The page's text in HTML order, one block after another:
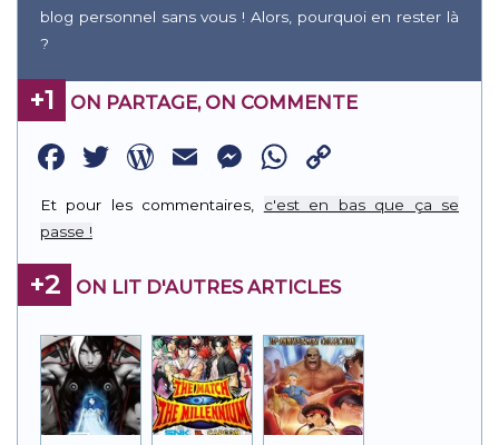
blog personnel sans vous ! Alors, pourquoi en rester là
?
+1 ON PARTAGE, ON COMMENTE
Facebook
Twitter
WordPress
EmailMessenger
WhatsApp
Link
Et pour les commentaires, c'est en bas que ça se
passe !
+2 ON LIT D'AUTRES ARTICLES